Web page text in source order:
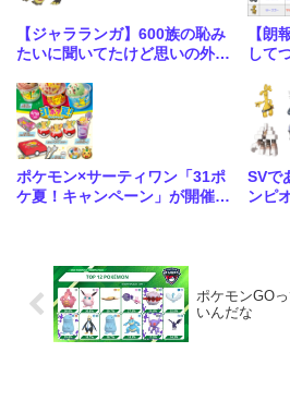
【ジャラランガ】600族の恥み
たいに聞いてたけど思いの外余
たダブ
【朗
して
ポケモン×サーティワン「31ポ
ケ夏！キャンペーン」が開催が
SVで
ンピ
ポケモンGO
いんだな